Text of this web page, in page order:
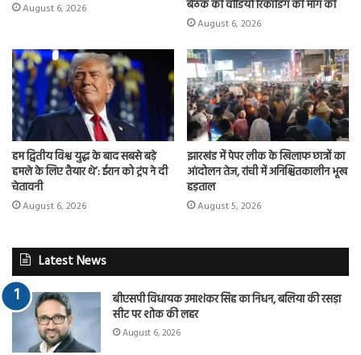
August 6, 2026
बैठक की वीडियो रिकॉर्डिंग की मांग की
August 6, 2026
हम द्वितीय विश्व युद्ध के बाद सबसे बड़े
हमले के लिए तैयार थे’: ईरान को ट्रंप ने दी
चेतावनी
August 6, 2026
झारखंड में पेपर लीक के खिलाफ छात्रों का
आंदोलन तेज, रांची में अनिश्चितकालीन भूख
हड़ताल
August 5, 2026
Latest News
बीएसपी विधायक उमाशंकर सिंह का निधन, बलिया की रसड़ा
सीट पर शोक की लहर
August 6, 2026